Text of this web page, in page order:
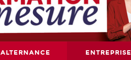
ALTERNANCE ENTREPRISE